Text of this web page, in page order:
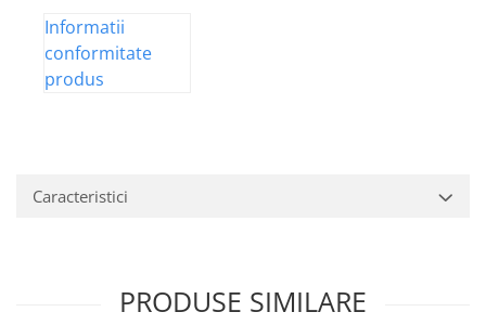
Informatii
conformitate
produs
Caracteristici
PRODUSE SIMILARE